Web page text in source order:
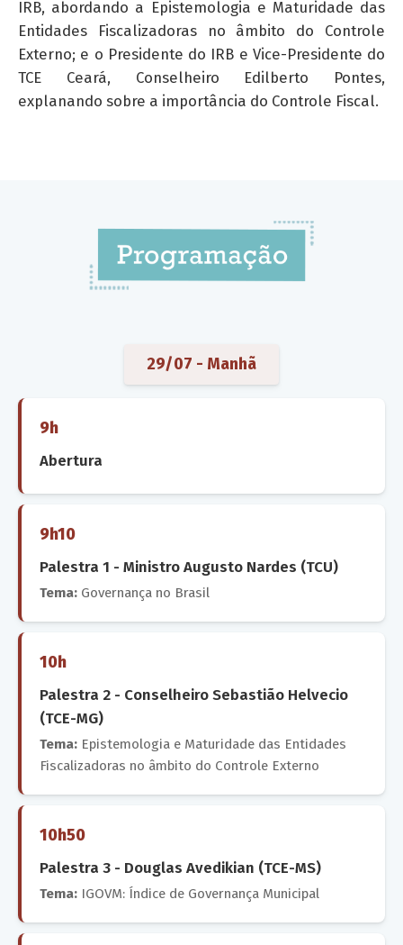
IRB, abordando a Epistemologia e Maturidade das
Entidades Fiscalizadoras no âmbito do Controle
Externo; e o Presidente do IRB e Vice-Presidente do
TCE Ceará, Conselheiro Edilberto Pontes,
explanando sobre a importância do Controle Fiscal.
29/07 - Manhã
9h
Abertura
9h10
Palestra 1 - Ministro Augusto Nardes (TCU)
Tema: Governança no Brasil
10h
Palestra 2 - Conselheiro Sebastião Helvecio
(TCE-MG)
Tema: Epistemologia e Maturidade das Entidades
Fiscalizadoras no âmbito do Controle Externo
10h50
Palestra 3 - Douglas Avedikian (TCE-MS)
Tema: IGOVM: Índice de Governança Municipal